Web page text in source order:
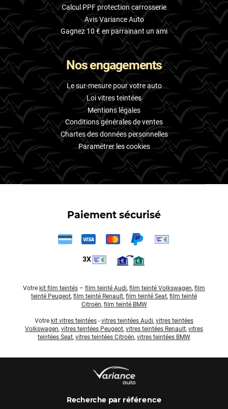
Tata
Tesla
Toyota
Volkswagen
Volvo
Xpeng
Calcul PPF protection carrosserie
Avis Variance Auto
Gagnez 10 € en parrainant un ami
Nos engagements
Le sur-mesure pour votre auto
Loi vitres teintées
Mentions légales
Conditions générales de ventes
Chartes des données personnelles
Paramétrer les cookies
Paiement sécurisé
3X
Votre kit film teintés – film teinté Audi, film teinté Volkswagen, film
teinté Peugeot, film teinté Renault, film teinté Seat, film teinté
Citroën, film teinté BMW
Votre kit vitres teintées - vitres teintées Audi, vitres teintées
Volkswagen, vitres teintées Peugeot, vitres teintées Renault, vitres
teintées Seat, vitres teintées Citroën, vitres teintées BMW
Recherchepar référence